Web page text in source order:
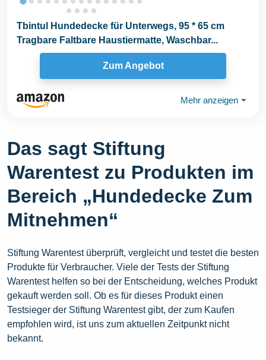
Tbintul Hundedecke für Unterwegs, 95 * 65 cm
Tragbare Faltbare Haustiermatte, Waschbar...
Zum Angebot
Mehr anzeigen ⏷
Das sagt Stiftung
Warentest zu Produkten im
Bereich „Hundedecke Zum
Mitnehmen“
Stiftung Warentest überprüft, vergleicht und testet die besten
Produkte für Verbraucher. Viele der Tests der Stiftung
Warentest helfen so bei der Entscheidung, welches Produkt
gekauft werden soll. Ob es für dieses Produkt einen
Testsieger der Stiftung Warentest gibt, der zum Kaufen
empfohlen wird, ist uns zum aktuellen Zeitpunkt nicht
bekannt.